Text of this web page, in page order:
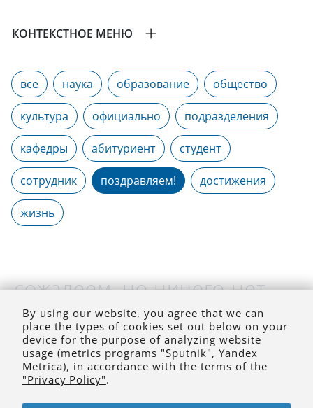
КОНТЕКСТНОЕ МЕНЮ
все наука образование общество
культура официально подразделения
кафедры абитуриент студент
сотрудник поздравляем! достижения
жизнь
сожалеем, но ничего нет
(на выбранное время)
By using our website, you agree that we can
place the types of cookies set out below on your
device for the purpose of analyzing website
usage (metrics programs "Sputnik", Yandex
Metrica), in accordance with the terms of the
"Privacy Policy".